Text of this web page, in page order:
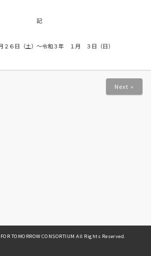
記
２６日（土）〜令和３年 １月 ３日（日）
Next »
TOMORROW CONSORTIUM All Rights Reserved.